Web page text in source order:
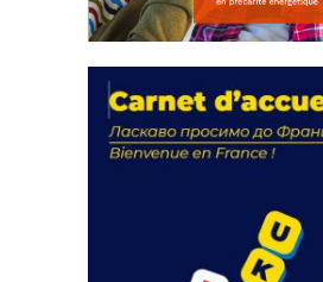
actions
18 septembre 2023
FEUILLETER